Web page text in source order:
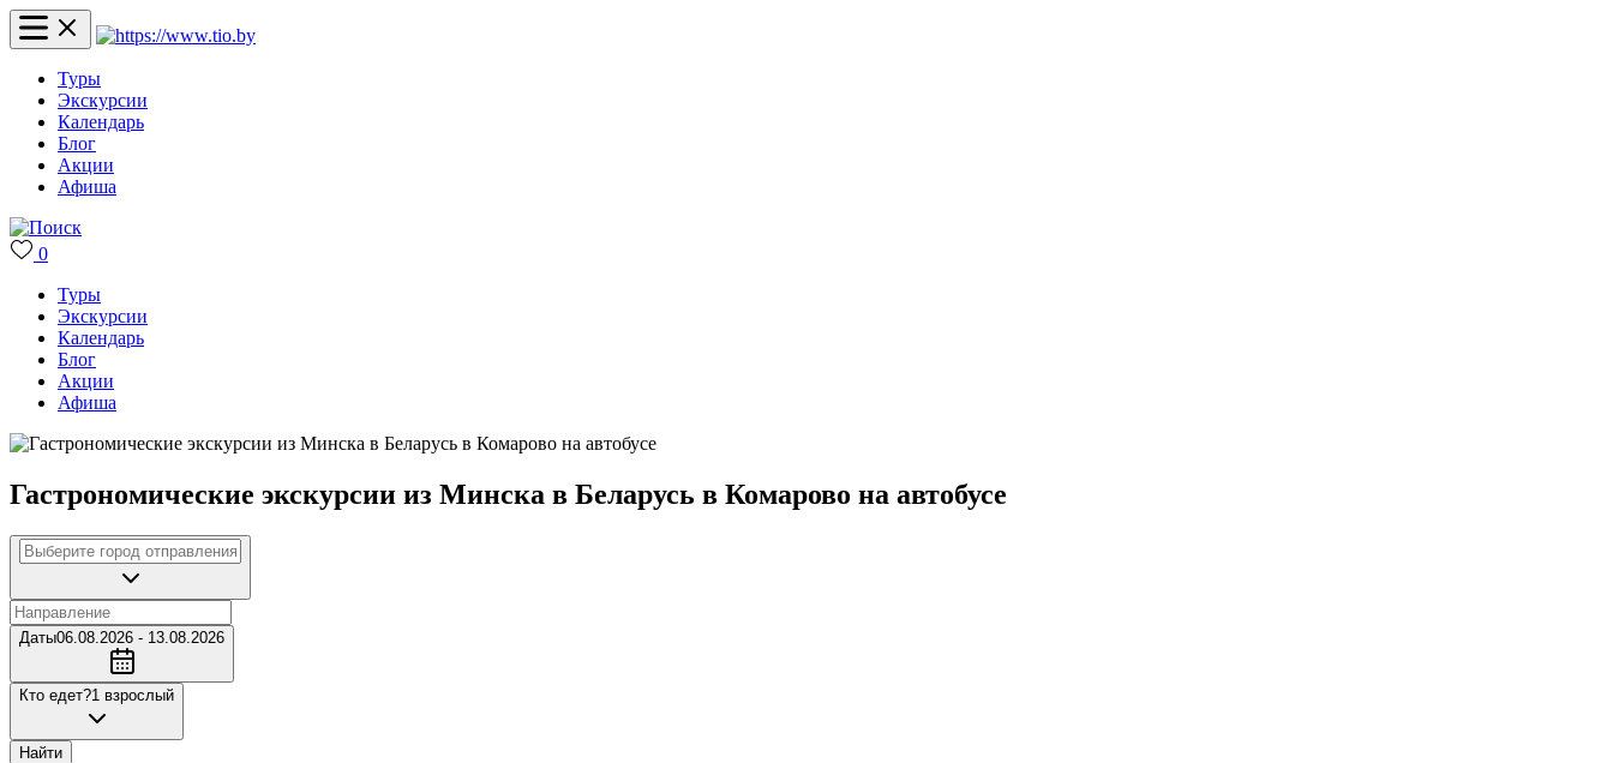
Туры
Экскурсии
Календарь
Блог
Акции
Афиша
0
Туры
Экскурсии
Календарь
Блог
Акции
Афиша
Гастрономические экскурсии из Минска в Беларусь в Комарово на автобусе
Даты06.08.2026 - 13.08.2026
Кто едет?1 взрослый
Найти